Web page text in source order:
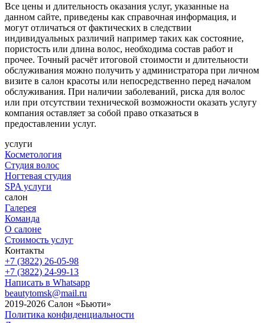
Все цены и длительность оказания услуг, указанные на
данном сайте, приведены как справочная информация, и
могут отличаться от фактических в следствии
индивидуальных различий например таких как состояние,
пористость или длина волос, необходима состав работ и
прочее. Точный расчёт итоговой стоимости и длительности
обслуживания можно получить у администратора при личном
визите в салон красоты или непосредственно перед началом
обслуживания. При наличии заболеваний, риска для волос
или при отсутствии технической возможности оказать услугу
компания оставляет за собой право отказаться в
предоставлении услуг.
услуги
Косметология
Студия волос
Ногтевая студия
SPA услуги
салон
Галерея
Команда
О салоне
Стоимость услуг
Контакты
+7 (3822) 26-05-98
+7 (3822) 24-99-13
Написать в Whatsapp
beautytomsk@mail.ru
2019-2026 Салон «Бьюти»
Политика конфиденциальности